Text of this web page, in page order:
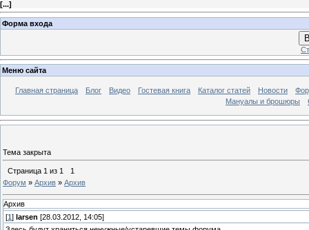
[...]
Форма входа
Меню сайта
Главная страница Блог Видео Гостевая книга Каталог статей Новости
Мануалы и брошюры
Тема закрыта
Страница 1 из 1
1
Форум » Архив » Архив
Архив
[1 ] larsen [28.03.2012, 14:05]